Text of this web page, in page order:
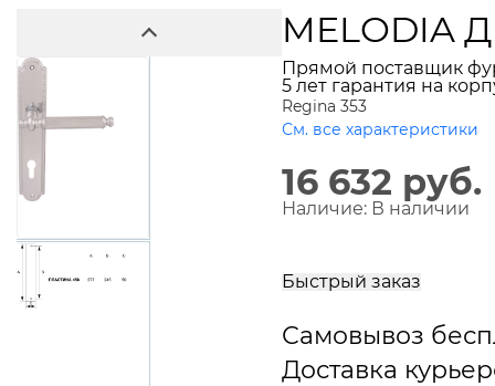
MELODIA
Прямой поставщик
5 лет гарантия на
Regina 353
См. все характеристики
16 632 руб.
Наличие: В наличии
Быстрый заказ
Самовывоз
Доставка